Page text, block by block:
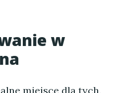
w
miejsce dla tych,